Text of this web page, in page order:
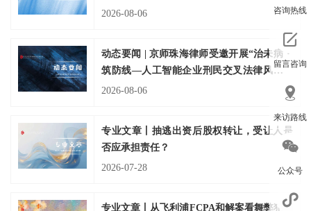
2026-08-06
动态要闻 | 京师珠海律师受邀开展“治未病・
筑防线—人工智能企业刑民交叉法律风险前
置防控”专题分享
2026-08-06
专业文章丨抽逃出资后股权转让，受让人是
否应承担责任？
2026-07-28
专业文章丨从飞利浦FCPA和解案看舞弊犯罪
咨询热线
留言咨询
来访路线
公众号